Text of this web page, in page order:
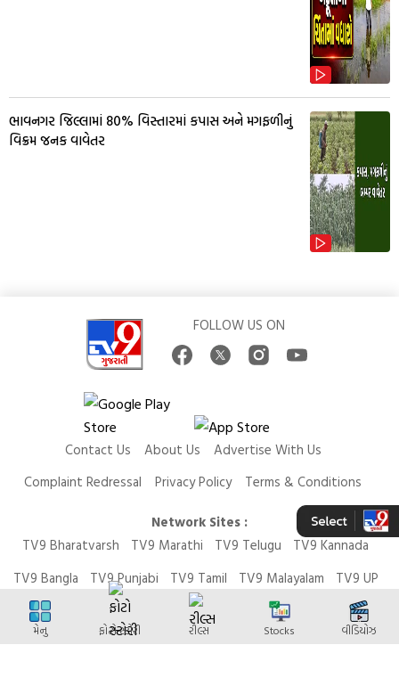
ભાવનગર જિલ્લામાં 80% વિસ્તારમાં કપાસ અને મગફળીનું
વિક્રમ જનક વાવેતર
FOLLOW US ON
Contact Us About Us
Advertise With Us
Complaint Redressal
Privacy Policy
Terms & Conditions
Network Sites :
TV9 Bharatvarsh
TV9 Marathi TV9 Telugu
TV9 Kannada
TV9 Bangla
TV9 Punjabi TV9 Tamil TV9 Malayalam
TV9 UP
News9 LIVE
Money9 LIVE
મેનુ ફોટો સ્ટોરી રીલ્સ Stocks વીડિયોઝ